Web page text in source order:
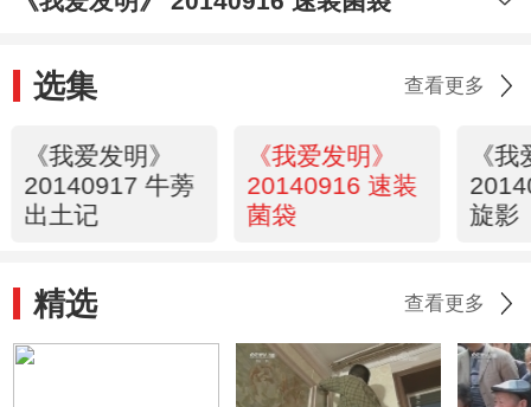
选集 查看更多
《我爱发明》
20140917 牛蒡
出土记
《我爱发明》
20140916 速装
菌袋
《
旋影
精选 查看更多